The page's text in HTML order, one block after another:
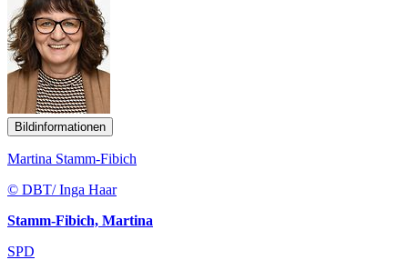
Bildinformationen
Martina Stamm-Fibich
© DBT/ Inga Haar
Stamm-Fibich, Martina
SPD